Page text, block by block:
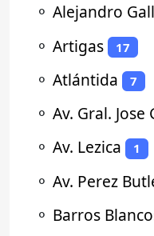
⚬ Alejandro
⚬ Artigas 17
⚬ Atlántida 7
⚬ Av. Gral.
⚬ Av. Lezica 1
⚬ Av. Perez
⚬ Barros